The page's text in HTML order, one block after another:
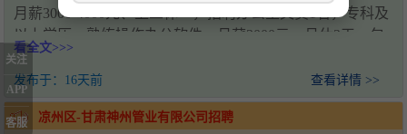
月薪3000-4000元、上三休一，招聘办公室文员1名，专科及
以上学历，熟练操作办公软件，月薪3000元、月休2天、包
吃包住，招聘客房服务员若干名，要求50岁以下女性、普通
话标准，早8点到晚6点半上下班，月薪3000-4000元、月休2
天、包吃包住，招聘专职夜班客房服务员1名，工作时段18
点至次日8点，月薪2200元、月休2天、包吃包住，招聘消控
看全文>>>
发布于： 16天前 查看详情 >>
凉州区-甘肃神州管业有限公司招聘
关注
APP
客服